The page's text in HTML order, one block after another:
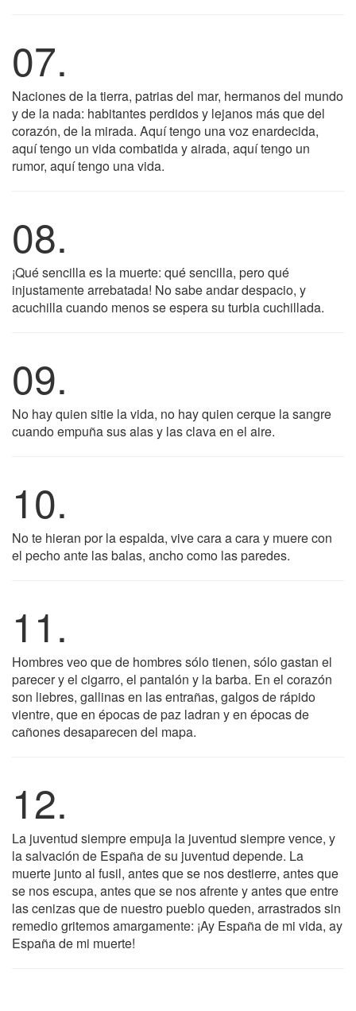
07.
Naciones de la tierra, patrias del mar, hermanos del mundo
y de la nada: habitantes perdidos y lejanos más que del
corazón, de la mirada. Aquí tengo una voz enardecida,
aquí tengo un vida combatida y airada, aquí tengo un
rumor, aquí tengo una vida.
08.
¡Qué sencilla es la muerte: qué sencilla, pero qué
injustamente arrebatada! No sabe andar despacio, y
acuchilla cuando menos se espera su turbia cuchillada.
09.
No hay quien sitie la vida, no hay quien cerque la sangre
cuando empuña sus alas y las clava en el aire.
10.
No te hieran por la espalda, vive cara a cara y muere con
el pecho ante las balas, ancho como las paredes.
11.
Hombres veo que de hombres sólo tienen, sólo gastan el
parecer y el cigarro, el pantalón y la barba. En el corazón
son liebres, gallinas en las entrañas, galgos de rápido
vientre, que en épocas de paz ladran y en épocas de
cañones desaparecen del mapa.
12.
La juventud siempre empuja la juventud siempre vence, y
la salvación de España de su juventud depende. La
muerte junto al fusil, antes que se nos destierre, antes que
se nos escupa, antes que se nos afrente y antes que entre
las cenizas que de nuestro pueblo queden, arrastrados sin
remedio gritemos amargamente: ¡Ay España de mi vida, ay
España de mi muerte!